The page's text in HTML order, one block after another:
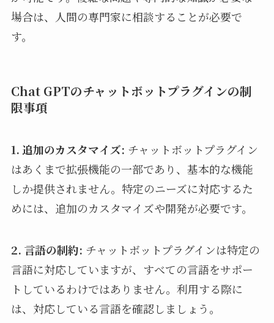
場合は、人間の専門家に相談することが必要で
す。
Chat GPTのチャットボットプラグインの制
限事項
1. 追加のカスタマイズ: チャットボットプラグイン
はあくまで拡張機能の一部であり、基本的な機能
しか提供されません。特定のニーズに対応するた
めには、追加のカスタマイズや開発が必要です。
2. 言語の制約: チャットボットプラグインは特定の
言語に対応していますが、すべての言語をサポー
トしているわけではありません。利用する際に
は、対応している言語を確認しましょう。